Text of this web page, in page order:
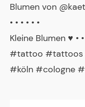
Blumen von
• • • • • •
Kleine Blumen ♥️ •
#tattoo #tattoos
#köln #cologne